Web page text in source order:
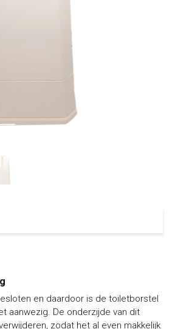
en daardoor is de toiletborstel
aanwezig. De onderzijde van dit
zodat het al even makkelijk